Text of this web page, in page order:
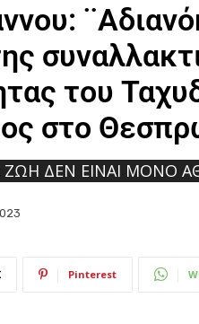
του
στο
Η ΖΩΉ ΔΕΝ ΕΊΝΑΙ ΜΌΝΟ
Pinterest